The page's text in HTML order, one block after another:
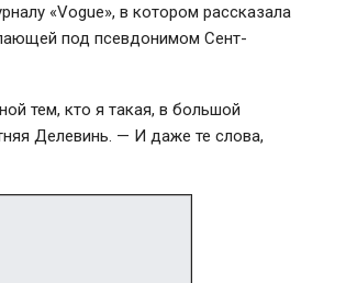
«Vogue», в котором рассказала
под псевдонимом Сент-
тем, кто я такая, в большой
Делевинь. — И даже те слова,